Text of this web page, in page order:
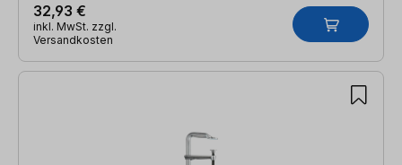
32,93 €
inkl. MwSt. zzgl.
Versandkosten